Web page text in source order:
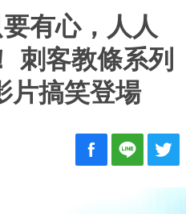
要有心，人人
刺客教條系列
片搞笑登場